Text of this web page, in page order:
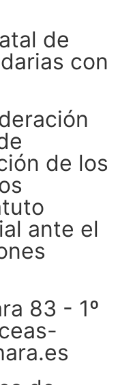
de
con
de los
ante el
83 - 1º